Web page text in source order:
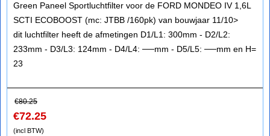
Green Paneel Sportluchtfilter voor de FORD MONDEO IV 1,6L
SCTI ECOBOOST (mc: JTBB /160pk) van bouwjaar 11/10>
dit luchtfilter heeft de afmetingen D1/L1: 300mm - D2/L2:
233mm - D3/L3: 124mm - D4/L4: ──mm - D5/L5: ──mm en H=
23
€80.25
€72.25
(incl BTW)